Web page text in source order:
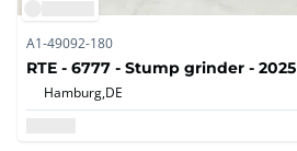
A1-49092-180
RTE - 6777 - Stump grinder - 2025
Hamburg,DE